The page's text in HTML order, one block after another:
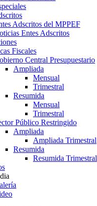
Adscritos del MPPEF
Entes Adscritos
Fiscales
Central Presupuestario
Ampliada
Mensual
Trimestral
Resumida
Mensual
Trimestral
Público Restringido
Ampliada
Ampliada Trimestral
Resumida
Resumida Trimestral